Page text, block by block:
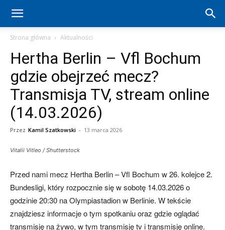
Hertha
Berlin
(transfery,
mecze,
Strona główna Aktualności
Hertha Berlin – Vfl Bochum
gdzie obejrzeć mecz?
Transmisja TV, stream online
(14.03.2026)
Przez Kamil Szatkowski - 13 marca 2026
Vitalii Vitleo / Shutterstock
Przed nami mecz Hertha Berlin – Vfl Bochum w 26. kolejce 2.
Bundesligi, który rozpocznie się w sobotę 14.03.2026 o
godzinie 20:30 na Olympiastadion w Berlinie. W tekście
znajdziesz informacje o tym spotkaniu oraz gdzie oglądać
transmisję na żywo, w tym transmisję tv i transmisję online.